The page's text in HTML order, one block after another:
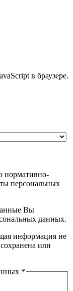
в браузере.
нормативно-
персональных
Вы
данных.
информация не
или
*